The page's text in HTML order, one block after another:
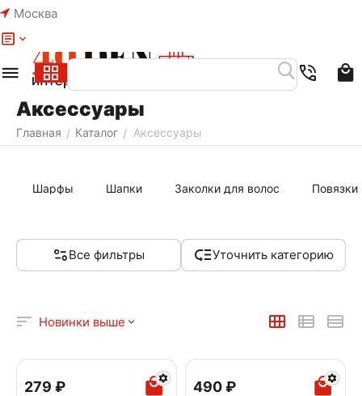
Москва
Аксессуары
Главная / Каталог / Аксессуары
Шарфы Шапки Заколки для волос Повязки
Все фильтры Уточнить категорию
Новинки выше
‍279‍ ₽ ‍490‍₽